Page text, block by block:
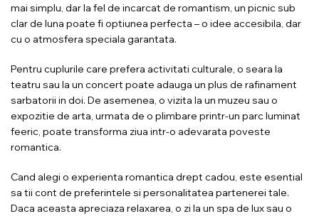
mai simplu, dar la fel de incarcat de romantism, un picnic sub
clar de luna poate fi optiunea perfecta – o idee accesibila, dar
cu o atmosfera speciala garantata.
Pentru cuplurile care prefera activitati culturale, o seara la
teatru sau la un concert poate adauga un plus de rafinament
sarbatorii in doi. De asemenea, o vizita la un muzeu sau o
expozitie de arta, urmata de o plimbare printr-un parc luminat
feeric, poate transforma ziua intr-o adevarata poveste
romantica.
Cand alegi o experienta romantica drept cadou, este esential
sa tii cont de preferintele si personalitatea partenerei tale.
Daca aceasta apreciaza relaxarea, o zi la un spa de lux sau o